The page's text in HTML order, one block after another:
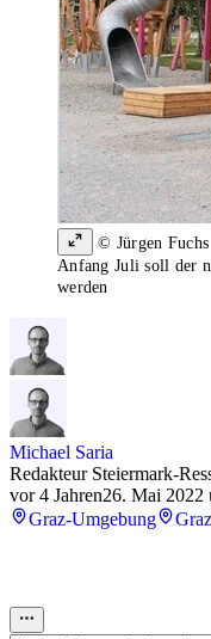
© Jürgen Fuchs
Anfang Juli soll der
werden
Michael Saria
Redakteur Steiermark-
vor 4 Jahren26. Mai 2022
Graz-Umgebung
Graz